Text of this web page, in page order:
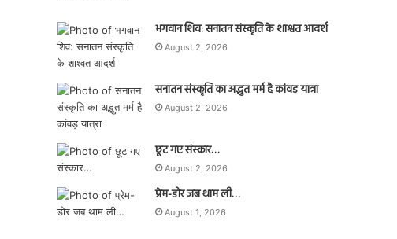
भगवान शिव: सनातन संस्कृति के शाश्वत आदर्श
August 2, 2026
सनातन संस्कृति का अद्भुत मर्म है कांवड़ यात्रा
August 2, 2026
छूट गए संस्कार…
August 2, 2026
प्रेम-डोर जब थाम ली…
August 1, 2026